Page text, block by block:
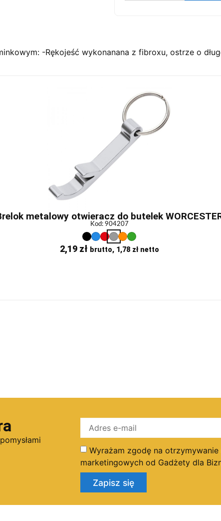
-Rękojeść wykonanana z fibroxu, ostrze o
metalowy otwieracz do butelek
Kod: 904207
2,19 zł brutto, 1,78 złnetto
Wyrażam zgodę na
marketingowych od Gadżety dla
Zapisz się